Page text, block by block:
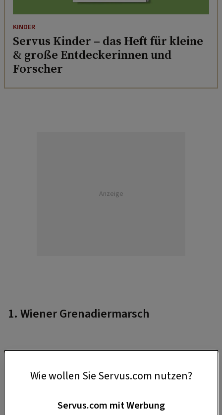
KINDER
Servus Kinder – das Heft für kleine
& große Entdeckerinnen und
Forscher
Anzeige
1. Wiener Grenadiermarsch
Wie wollen Sie Servus.com nutzen?
Servus.com mit Werbung